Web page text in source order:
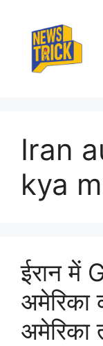
content
Iran
kya
ईरान में
अमेरिका
अमेरिका